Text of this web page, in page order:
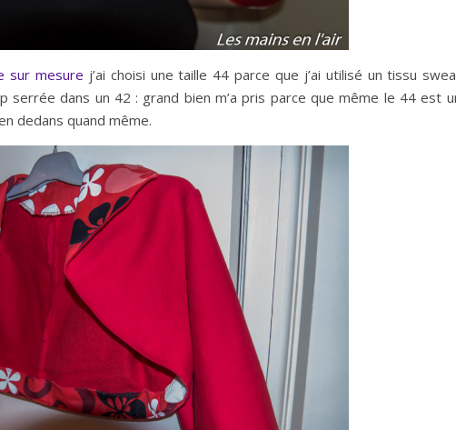
sur mesure j’ai choisi une taille 44 parce que j’ai utilisé un tissu
serrée dans un 42 : grand bien m’a pris parce que même le 44 est
dedans quand même.